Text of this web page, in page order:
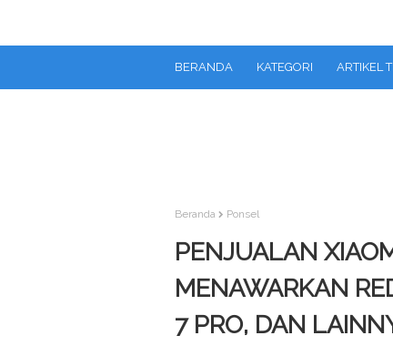
BERANDA KATEGORI ARTIKEL
Beranda Ponsel
PENJUALAN
MENAWARKAN
7 PRO, DAN